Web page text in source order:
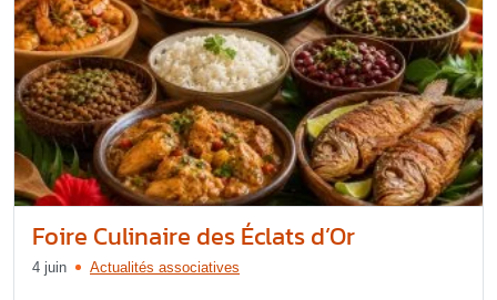
Foire Culinaire des Éclats d’Or
4 juin Actualités associatives